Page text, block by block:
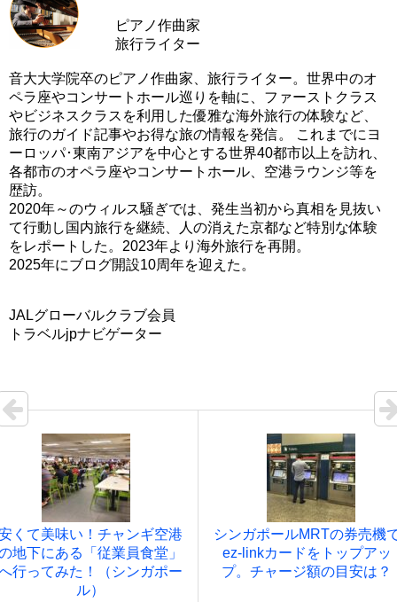
ピアノ作曲家
旅行ライター
音大大学院卒のピアノ作曲家、旅行ライター。世界中のオ
ペラ座やコンサートホール巡りを軸に、ファーストクラス
やビジネスクラスを利用した優雅な海外旅行の体験など、
旅行のガイド記事やお得な旅の情報を発信。 これまでにヨ
ーロッパ･東南アジアを中心とする世界40都市以上を訪れ、
各都市のオペラ座やコンサートホール、空港ラウンジ等を
歴訪。
2020年～のウィルス騒ぎでは、発生当初から真相を見抜い
て行動し国内旅行を継続、人の消えた京都など特別な体験
をレポートした。2023年より海外旅行を再開。
2025年にブログ開設10周年を迎えた。
JALグローバルクラブ会員
トラベルjpナビゲーター
くて美味い！チャンギ空港
地下にある「従業員食堂」
行ってみた！（シンガポー
ル）
シンガポールMRTの券売機
ez-linkカードをトップアッ
プ。チャージ額の目安は？